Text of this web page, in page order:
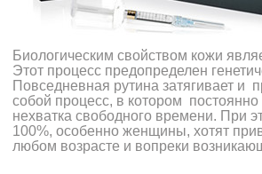
Биологическим свойством кожи
Этот процесс предопределен
Повседневная рутина затягивает и
собой процесс, в котором
нехватка свободного времени. При
100%, особенно женщины, хотят
любом возрасте и вопреки